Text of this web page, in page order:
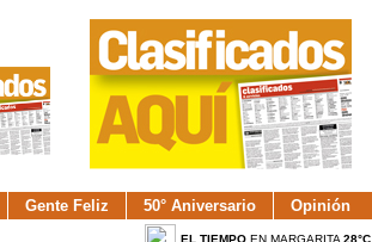
Gente Feliz 50° Aniversario Opinión
EL TIEMPOEN MARGARITA 28°C